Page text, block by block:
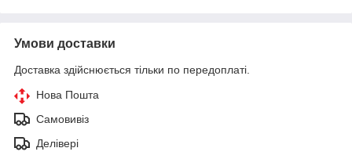
Умови доставки
Доставка здійснюється тільки по передоплаті.
Нова Пошта
Самовивіз
Делівері